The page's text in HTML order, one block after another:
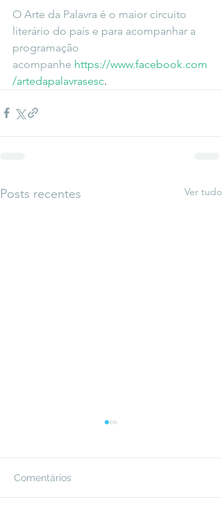
O Arte da Palavra é o maior circuito
literário do país e para acompanhar a
programação
acompanhe https://www.facebook.com
/artedapalavrasesc.
Posts recentes Ver tudo
Comentários